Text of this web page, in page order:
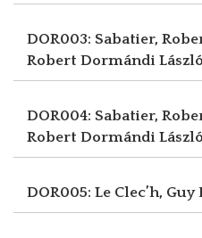
DOR003: Sabatier,
Robert Dormándi László
DOR004: Sabatier,
Robert Dormándi László
DOR005: Le Clec’h, Guy